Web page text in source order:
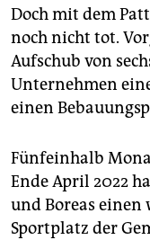
Doch mit dem
noch nicht tot.
Aufschub von
Unternehmen
einen
Fünfeinhalb
Ende April 2022
und Boreas einen
Sportplatz der